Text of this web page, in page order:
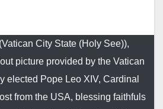
City State (Holy See)),
picture provided by the Vatican
elected Pope Leo XIV, Cardinal
from the USA, blessing faithfuls